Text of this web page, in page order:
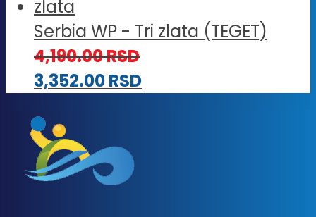
Serbia WP - Tri zlata (TEGET)
4,190.00RSD
3,352.00RSD